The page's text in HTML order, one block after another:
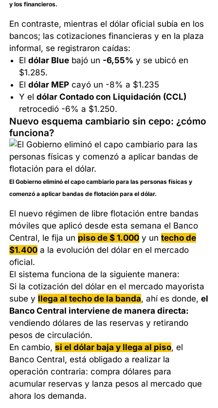
y los financieros.
En contraste, mientras el dólar oficial subía en los
bancos; las cotizaciones financieras y en la plaza
informal, se registraron caídas:
Eldólar Blue bajó un -6,55% y se ubicó en
$1.285.
Eldólar MEP cayó un -8% a $1.235
Y eldólar Contado con Liquidación (CCL)
retrocedió -6% a $1.250.
Nuevo esquema cambiario sin cepo: ¿cómo
funciona?
El Gobierno eliminó el capo cambiario para las personas físicas y
comenzó a aplicar bandas de flotación para el dólar.
El nuevo régimen de libre flotación entre bandas
móviles que aplicó desde esta semana el Banco
Central, le fija un piso de $ 1.000 y untecho de
$1.400 a la evolución del dólar en el mercado
oficial.
El sistema funciona de la siguiente manera:
Si la cotización del dólar en el mercado mayorista
sube y llega al techo de la banda, ahí es donde,el
Banco Central interviene de manera directa:
vendiendo dólares de las reservas y retirando
pesos de circulación.
En cambio,si el dólar baja y llega al piso, el
Banco Central, está obligado a realizar la
operación contraria: compra dólares para
acumular reservas y lanza pesos al mercado que
ahora los demanda.